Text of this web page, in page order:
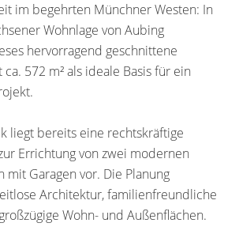
im begehrten Münchner Westen: In
Wohnlage von Aubing
hervorragend geschnittene
572 m² als ideale Basis für ein
liegt bereits eine rechtskräftige
Errichtung von zwei modernen
mit Garagen vor. Die Planung
Architektur, familienfreundliche
Wohn- und Außenflächen.